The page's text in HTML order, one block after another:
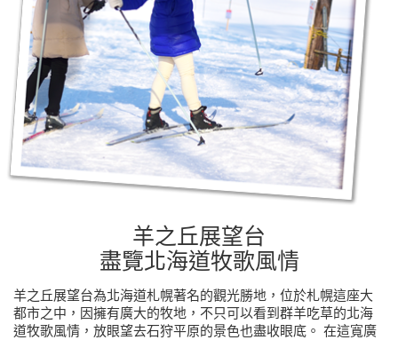
羊之丘展望台
盡覽北海道牧歌風情
羊之丘展望台為北海道札幌著名的觀光勝地，位於札幌這座大
都市之中，因擁有廣大的牧地，不只可以看到群羊吃草的北海
道牧歌風情，放眼望去石狩平原的景色也盡收眼底。 在這寬廣